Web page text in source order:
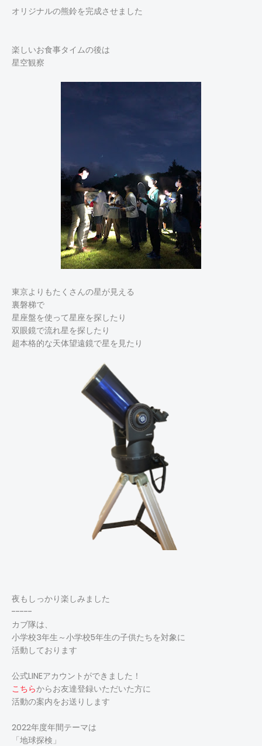
オリジナルの熊鈴を完成させました
楽しいお食事タイムの後は
星空観察
東京よりもたくさんの星が見える
裏磐梯で
星座盤を使って星座を探したり
双眼鏡で流れ星を探したり
超本格的な天体望遠鏡で星を見たり
夜もしっかり楽しみました
-----
カブ隊は、
小学校3年生～小学校5年生の子供たちを対象に
活動しております
公式LINEアカウントができました！
こちらからお友達登録いただいた方に
活動の案内をお送りします
2022年度年間テーマは
「地球探検」